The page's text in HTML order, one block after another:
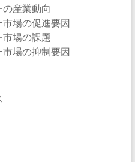
産業動向
場の促進要因
場の課題
場の抑制要因